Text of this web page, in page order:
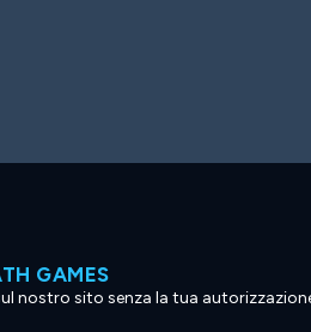
GAMES
sito senza la tua